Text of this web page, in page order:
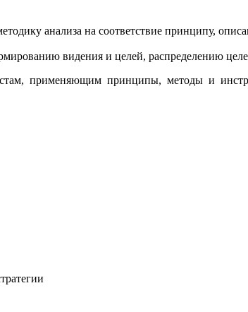
анализа на соответствие принципу,
видения и целей, распределению
применяющим принципы, методы и